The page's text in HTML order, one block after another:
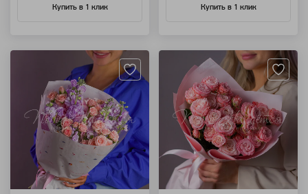
Купить в 1 клик Купить в 1 клик